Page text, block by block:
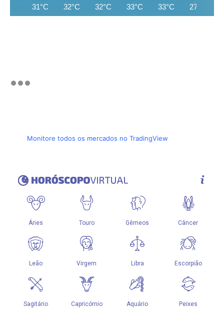
31°C 32°C 32°C 33°C 33°C 27°C
Monitore todos os mercados no TradingView